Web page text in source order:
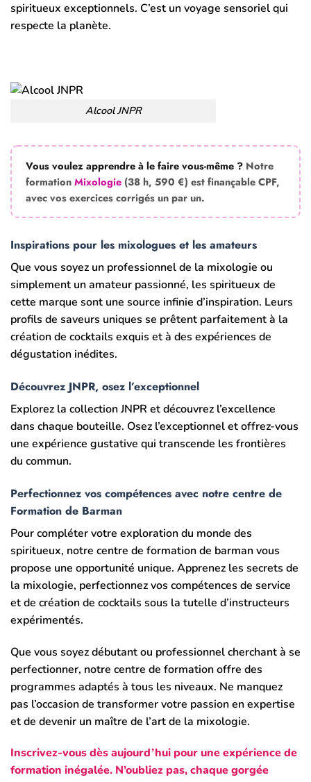
spiritueux exceptionnels. C’est un voyage sensoriel qui
respecte la planète.
Alcool JNPR
Vous voulez apprendre à le faire vous-même ? Notre
formationMixologie (38 h, 590 €) est finançable CPF,
avec vos exercices corrigés un par un.
Inspirations pour les mixologues et les amateurs
Que vous soyez un professionnel de la mixologie ou
simplement un amateur passionné, les spiritueux de
cette marque sont une source infinie d’inspiration. Leurs
profils de saveurs uniques se prêtent parfaitement à la
création de cocktails exquis et à des expériences de
dégustation inédites.
Découvrez JNPR, osez l’exceptionnel
Explorez la collection JNPR et découvrez l’excellence
dans chaque bouteille. Osez l’exceptionnel et offrez-vous
une expérience gustative qui transcende les frontières
du commun.
Perfectionnez vos compétences avec notre centre de
Formation de Barman
Pour compléter votre exploration du monde des
spiritueux, notre centre de formation de barman vous
propose une opportunité unique. Apprenez les secrets de
la mixologie, perfectionnez vos compétences de service
et de création de cocktails sous la tutelle d’instructeurs
expérimentés.
Que vous soyez débutant ou professionnel cherchant à se
perfectionner, notre centre de formation offre des
programmes adaptés à tous les niveaux. Ne manquez
pas l’occasion de transformer votre passion en expertise
et de devenir un maître de l’art de la mixologie.
Inscrivez-vous dès aujourd’hui pour une expérience de
formation inégalée. N’oubliez pas, chaque gorgée